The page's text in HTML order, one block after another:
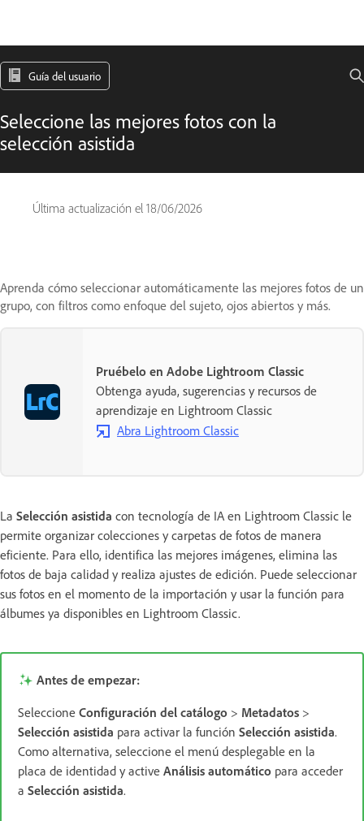
Guía del usuario
Seleccione las mejores fotos con la
selección asistida
Última actualización el 18/06/2026
Aprenda cómo seleccionar automáticamente las mejores fotos de un
grupo, con filtros como enfoque del sujeto, ojos abiertos y más.
Pruébelo en Adobe Lightroom Classic
Obtenga ayuda, sugerencias y recursos de
aprendizaje en Lightroom Classic
Abra Lightroom Classic
La Selección asistida con tecnología de IA en Lightroom Classic le
permite organizar colecciones y carpetas de fotos de manera
eficiente. Para ello, identifica las mejores imágenes, elimina las
fotos de baja calidad y realiza ajustes de edición. Puede seleccionar
sus fotos en el momento de la importación y usar la función para
álbumes ya disponibles en Lightroom Classic.
Antes de empezar:
Seleccione Configuración del catálogo > Metadatos >
Selección asistida para activar la función Selección asistida.
Como alternativa, seleccione el menú desplegable en la
placa de identidad y active Análisis automático para acceder
a Selección asistida.